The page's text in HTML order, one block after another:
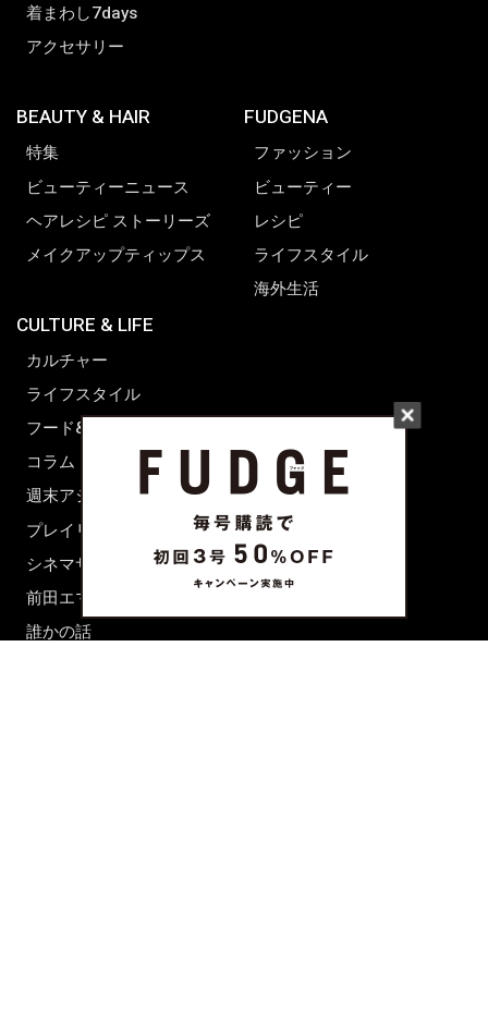
着まわし7days
アクセサリー
BEAUTY & HAIR
特集
ビューティーニュース
ヘアレシピ ストーリーズ
メイクアップティップス
CULTURE & LIFE
カルチャー
ライフスタイル
フード&ドリンク
コラム
週末アジア
プレイリスト
シネマサロン
前田エマの東京ぐるり
誰かの話
FUDGENA
ファッション
ビューティー
レシピ
ライフスタイル
海外生活